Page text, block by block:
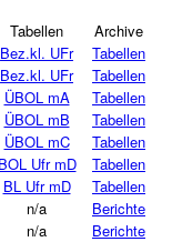
Tabellen
Archive
Bez.kl. UFr
Tabellen
Bez.kl. UFr
Tabellen
ÜBOL mA
Tabellen
ÜBOL mB
Tabellen
ÜBOL mC
Tabellen
BOL Ufr mD
Tabellen
BL Ufr mD
Tabellen
n/a
Berichte
n/a Berichte